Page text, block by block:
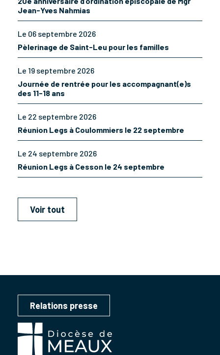
Jean-Yves Nahmias
Le 06 septembre 2026
Pèlerinage de Saint-Leu pour les familles
Le 19 septembre 2026
Journée de rentrée pour les accompagnant(e)s
des 11-18 ans
Le 22 septembre 2026
Réunion Legs à Coulommiers le 22 septembre
Le 24 septembre 2026
Réunion Legs à Cesson le 24 septembre
Voir tout
Relations presse